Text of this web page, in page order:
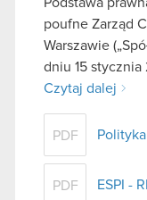
poufne Zarząd
Warszawie
dniu 15 stycznia
Czytaj dalej
PDF
PDF ESPI -